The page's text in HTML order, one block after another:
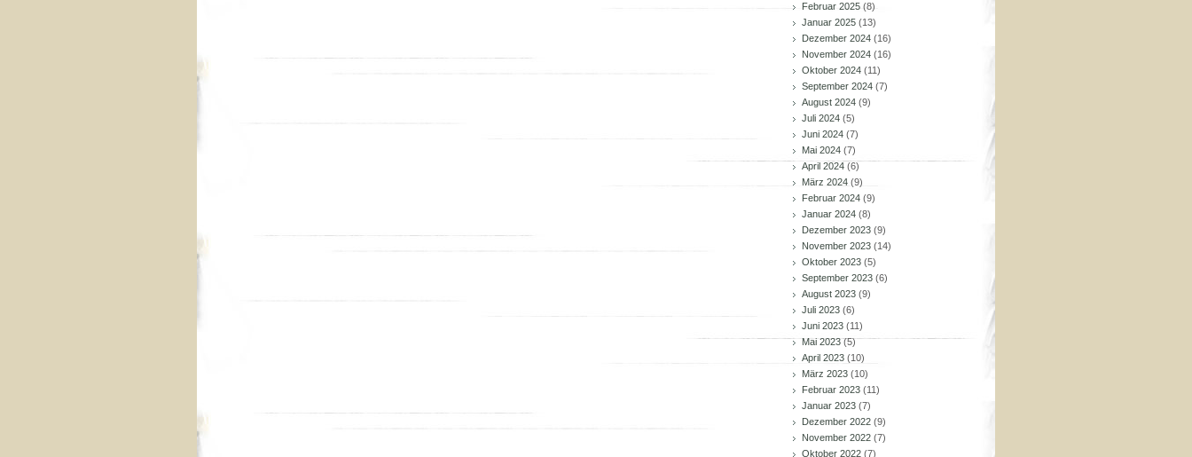
Februar 2025 (8)
Januar 2025 (13)
Dezember 2024 (16)
November 2024 (16)
Oktober 2024 (11)
September 2024 (7)
August 2024 (9)
Juli 2024 (5)
Juni 2024 (7)
Mai 2024 (7)
April 2024 (6)
März 2024 (9)
Februar 2024 (9)
Januar 2024 (8)
Dezember 2023 (9)
November 2023 (14)
Oktober 2023 (5)
September 2023 (6)
August 2023 (9)
Juli 2023 (6)
Juni 2023 (11)
Mai 2023(5)
April 2023 (10)
März 2023 (10)
Februar 2023 (11)
Januar 2023 (7)
Dezember 2022 (9)
November 2022 (7)
Oktober 2022 (7)